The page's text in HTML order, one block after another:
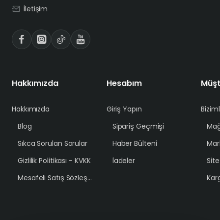
İletişim
Hakkımızda
Hakkımızda
Blog
Sıkca Sorulan Sorular
Gizlilik Politikası - KVKK
Mesafeli Satış Sözleşmesi
Hesabım
Giriş Yapın
Sipariş Geçmişi
Haber Bülteni
İadeler